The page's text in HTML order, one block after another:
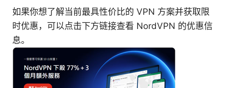
如果你想了解当前最具性价比的 VPN 方案并获取限
时优惠，可以点击下方链接查看 NordVPN 的优惠信
息。